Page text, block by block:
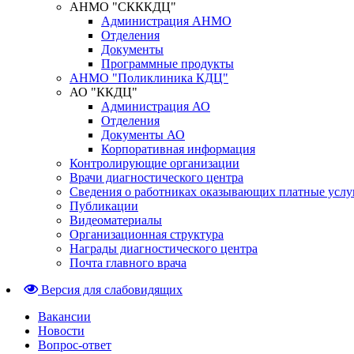
АНМО "СКККДЦ"
Администрация АНМО
Отделения
Документы
Программные продукты
АНМО "Поликлиника КДЦ"
АО "ККДЦ"
Администрация АО
Отделения
Документы АО
Корпоративная информация
Контролирующие организации
Врачи диагностического центра
Сведения о работниках оказывающих платные
Публикации
Видеоматериалы
Организационная структура
Награды диагностического центра
Почта главного врача
Версия для слабовидящих
Вакансии
Новости
Вопрос-ответ